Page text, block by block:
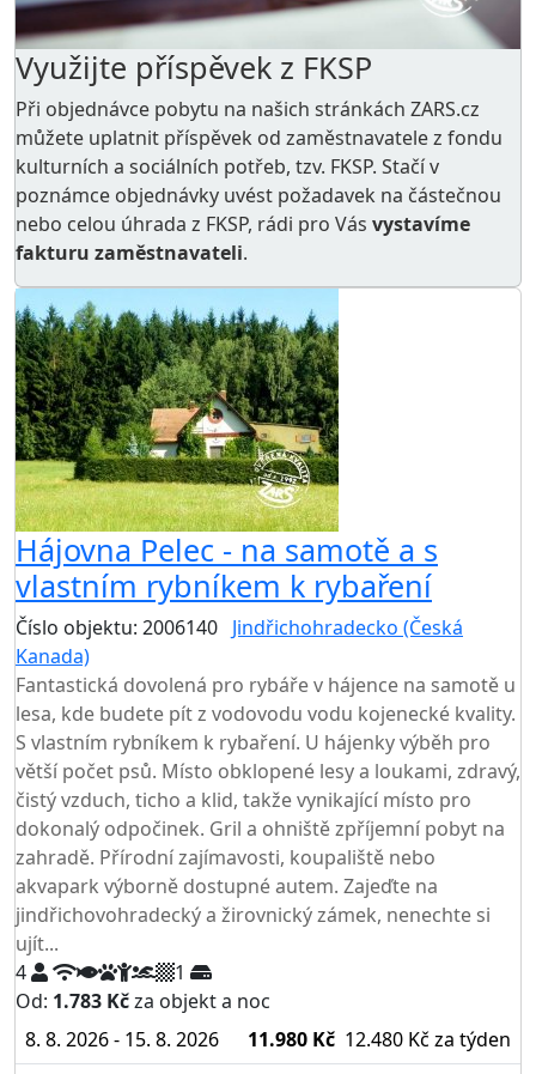
Využijte příspěvek z FKSP
Při objednávce pobytu na našich stránkách ZARS.cz
můžete uplatnit příspěvek od zaměstnavatele z fondu
kulturních a sociálních potřeb, tzv. FKSP. Stačí v
poznámce objednávky uvést požadavek na částečnou
nebo celou úhrada z FKSP, rádi pro Vás vystavíme
fakturu zaměstnavateli.
Hájovna Pelec - na samotě a s
vlastním rybníkem k rybaření
Číslo objektu: 2006140 Jindřichohradecko (Česká
Kanada)
Fantastická dovolená pro rybáře v hájence na samotě u
lesa, kde budete pít z vodovodu vodu kojenecké kvality.
S vlastním rybníkem k rybaření. U hájenky výběh pro
větší počet psů. Místo obklopené lesy a loukami, zdravý,
čistý vzduch, ticho a klid, takže vynikající místo pro
dokonalý odpočinek. Gril a ohniště zpříjemní pobyt na
zahradě. Přírodní zajímavosti, koupaliště nebo
akvapark výborně dostupné autem. Zajeďte na
jindřichovohradecký a žirovnický zámek, nenechte si
ujít...
4
1
Od: 1.783 Kčza objekt a noc
8. 8. 2026 - 15. 8. 2026
11.980 Kč 12.480 Kč za týden